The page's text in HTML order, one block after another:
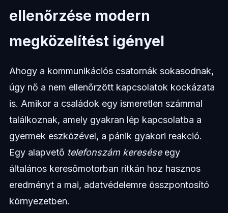
ellenőrzése modern
megközelítést igényel
Ahogy a kommunikációs csatornák sokasodnak,
úgy nő a nem ellenőrzött kapcsolatok kockázata
is. Amikor a családok egy ismeretlen számmal
találkoznak, amely gyakran lép kapcsolatba a
gyermek eszközével, a pánik gyakori reakció.
Egy alapvető telefonszám kereséseegy
általános keresőmotorban ritkán hoz hasznos
eredményt a mai, adatvédelemre összpontosító
környezetben.